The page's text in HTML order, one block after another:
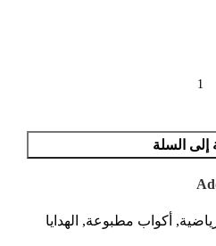
إلى السلة
, أكواب مطبوعة, الهدايا